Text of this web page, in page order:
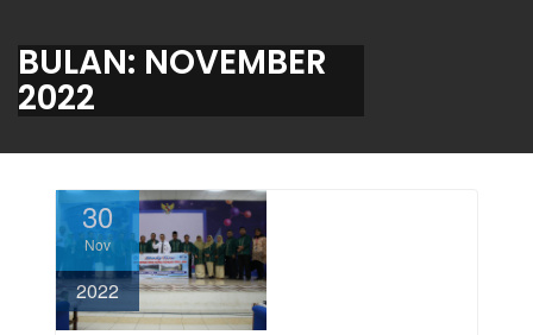
BULAN: NOVEMBER
2022
30
Nov
2022